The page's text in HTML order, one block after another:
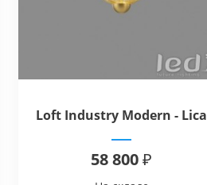
Loft Industry Modern - Lica
58 800 ₽